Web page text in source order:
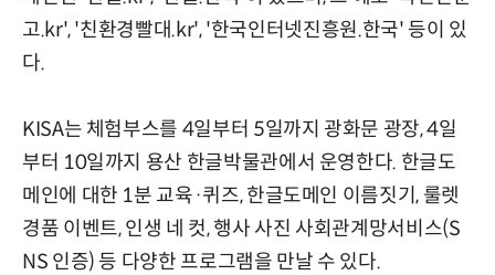
고.kr', '친환경빨대.kr', '한국인터넷진흥원.한국' 등이 있
다.
KISA는 체험부스를 4일부터 5일까지 광화문 광장, 4일
부터 10일까지 용산 한글박물관에서 운영한다. 한글도
메인에 대한 1분 교육·퀴즈, 한글도메인 이름짓기, 룰렛
경품 이벤트, 인생 네 컷, 행사 사진 사회관계망서비스(S
NS 인증) 등 다양한 프로그램을 만날 수 있다.